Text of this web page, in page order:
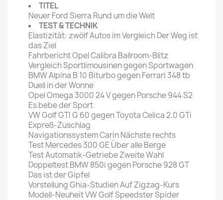
TITEL
Neuer Ford Sierra Rund um die Welt
TEST & TECHNIK
Elastizität: zwölf Autos im Vergleich Der Weg ist
das Ziel
Fahrbericht Opel Calibra Ballroom-Blitz
Vergleich Sportlimousinen gegen Sportwagen
BMW Alpina B 10 Biturbo gegen Ferrari 348 tb
Duell in der Wonne
Opel Omega 3000 24 V gegen Porsche 944 S2
Es bebe der Sport
VW Golf GTI G 60 gegen Toyota Celica 2.0 GTi
Expreß-Zuschlag
Navigationssystem Carin Nächste rechts
Test Mercedes 300 GE Über alle Berge
Test Automatik-Getriebe Zweite Wahl
Doppeltest BMW 850i gegen Porsche 928 GT
Das ist der Gipfel
Vorstellung Ghia-Studien Auf Zigzag-Kurs
Modell-Neuheit VW Golf Speedster Spider